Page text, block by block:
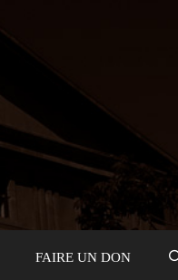
FAIRE UN DON